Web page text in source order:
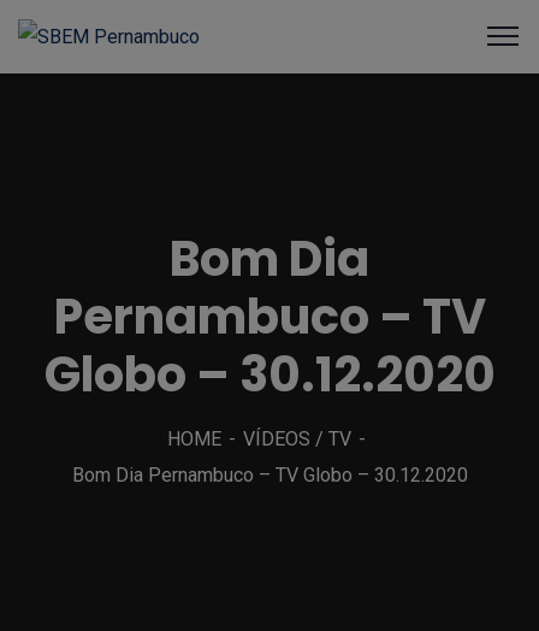
Bom Dia
Pernambuco – TV
Globo – 30.12.2020
HOME
VÍDEOS / TV
Bom Dia Pernambuco – TV Globo – 30.12.2020